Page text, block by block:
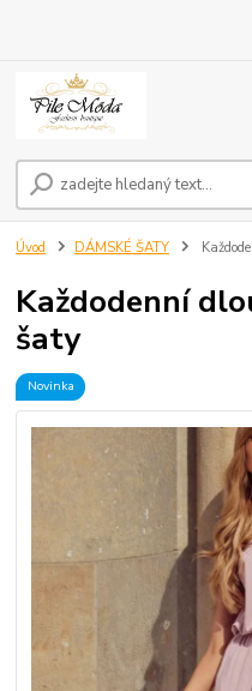
Úvod DÁMSKÉ ŠATY
Každodenní
šaty
Novinka